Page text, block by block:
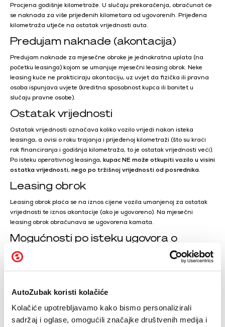
AutoZubak koristi kolačiće
Kolačiće upotrebljavamo kako bismo personalizirali
sadržaj i oglase, omogućili značajke društvenih medija i
Procjena godišnje kilometraže. U slučaju prekoračenja, obračunat će
se naknada za više prijeđenih kilometara od ugovorenih. Prijeđena
kilometraža utječe na ostatak vrijednosti auta.
Predujam naknade (akontacija)
Predujam naknade za mjesečne obroke je jednokratna uplata (na
početku leasinga) kojom se umanjuje mjesečni leasing obrok. Neke
leasing kuće ne prakticiraju akontaciju, uz uvjet da fizička ili pravna
osoba ispunjava uvjete (kreditna sposobnost kupca ili bonitet u
slučaju pravne osobe).
Ostatak vrijednosti
Ostatak vrijednosti označava koliko vozilo vrijedi nakon isteka
leasinga, a ovisi o roku trajanja i prijeđenoj kilometraži (što su kraći
rok financiranja i godišnja kilometraža, to je ostatak vrijednosti veći).
Po isteku operativnog leasinga, kupac NE može otkupiti vozilo u visini
ostatka vrijednosti, nego po tržišnoj vrijednosti od posrednika.
Leasing obrok
Leasing obrok plaća se na iznos cijene vozila umanjenoj za ostatak
vrijednosti te iznos akontacije (ako je ugovoreno). Na mjesečni
leasing obrok obračunava se ugovorena kamata.
Mogućnosti po isteku ugovora o
operativnom leasingu
Nakon isteka ugovora, (1) vozilo će otkupiti neka treća pravna ili
nastavlja daljnje financiranje.